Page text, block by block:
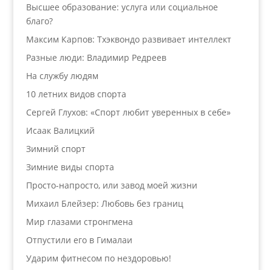
Высшее образование: услуга или социальное
благо?
Максим Карпов: Тхэквондо развивает интеллект
Разные люди: Владимир Редреев
На службу людям
10 летних видов спорта
Сергей Глухов: «Спорт любит уверенных в себе»
Исаак Валицкий
Зимний спорт
Зимние виды спорта
Просто-напросто, или завод моей жизни
Михаил Блейзер: Любовь без границ
Мир глазами стронгмена
Отпустили его в Гималаи
Ударим фитнесом по нездоровью!